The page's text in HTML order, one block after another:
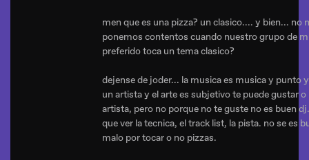
men que es una pizza? un clasico.... y bien... no
ponemos contentos cuando nuestro grupo de
preferido toca un tema clasico?
dejense de joder... la musica es musica y punto
un artista y el arte es subjetivo te puede gustar o
artista, pero no porque no te guste no es buen
que ver la tecnica, el track list, la pista. no se es
malo por tocar o no pizzas.